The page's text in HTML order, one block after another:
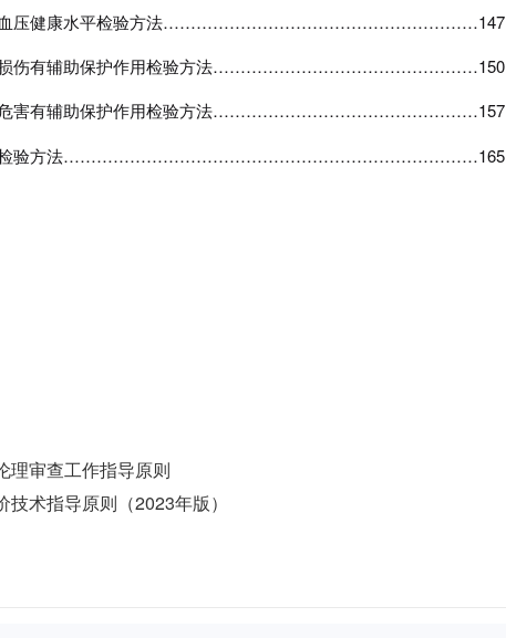
压健康水平检验方法…………………………………………………147
伤有辅助保护作用检验方法…………………………………………150
害有辅助保护作用检验方法…………………………………………157
验方法…………………………………………………………………165
理审查工作指导原则
术指导原则（2023年版）